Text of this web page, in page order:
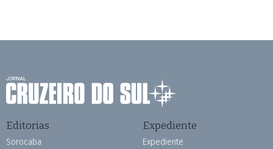
Editorias
Sorocaba
Expediente
Expediente